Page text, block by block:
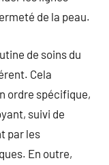
de la peau.
de soins du
Cela
ordre spécifique,
suivi de
par les
En outre,